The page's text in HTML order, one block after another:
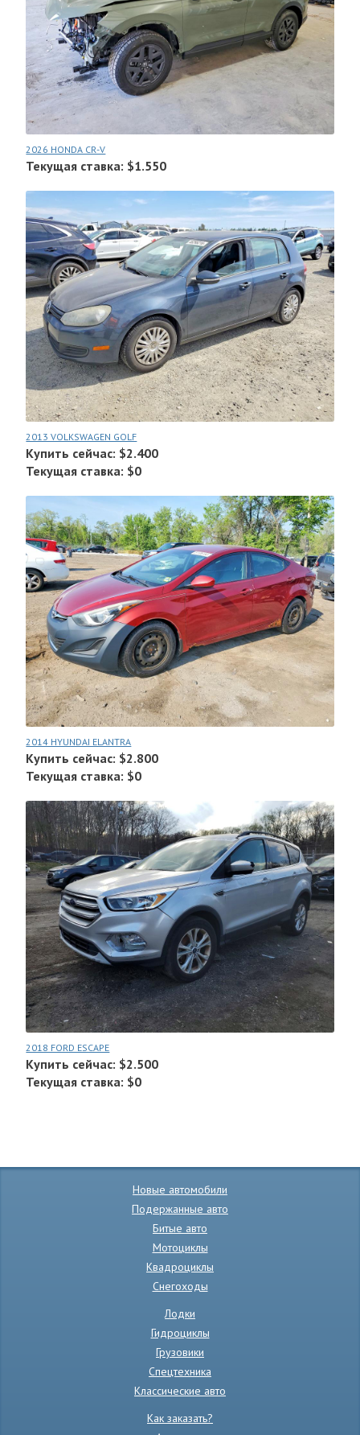
2026 HONDA CR-V
Текущая ставка: $1.550
2013 VOLKSWAGEN GOLF
Купить сейчас: $2.400
Текущая ставка: $0
2014 HYUNDAI ELANTRA
Купить сейчас: $2.800
Текущая ставка: $0
2018 FORD ESCAPE
Купить сейчас: $2.500
Текущая ставка: $0
Новые автомобили
Подержанные авто
Битые авто
Мотоциклы
Квадроциклы
Снегоходы
Лодки
Гидроциклы
Грузовики
Спецтехника
Классические авто
Как заказать?